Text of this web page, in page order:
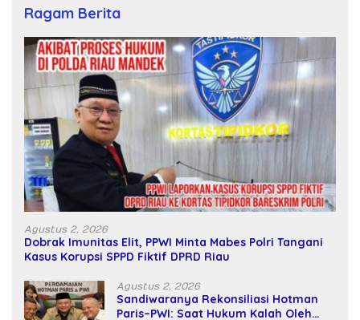
Ragam Berita
Agustus 2, 2026
Dobrak Imunitas Elit, PPWI Minta Mabes Polri Tangani
Kasus Korupsi SPPD Fiktif DPRD Riau
Agustus 2, 2026
Sandiwaranya Rekonsiliasi Hotman
Paris–PWI: Saat Hukum Kalah Oleh